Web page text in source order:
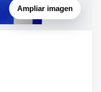
Ampliar imagen